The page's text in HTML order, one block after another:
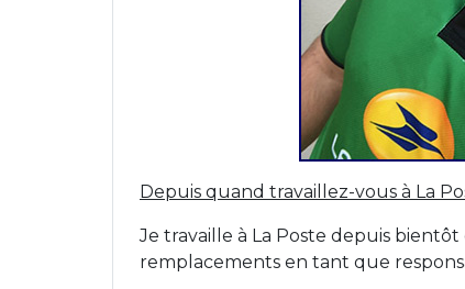
Depuis quand travaillez-vous à La
Je travaille à La Poste depuis bientôt
remplacements en tant que